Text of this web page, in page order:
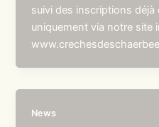
suivi des inscriptions
uniquement via notre site
News